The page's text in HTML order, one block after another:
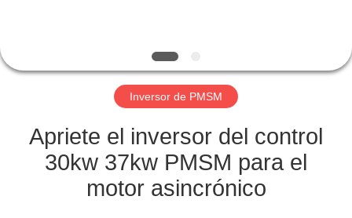
CONTROL
CALIDAD
CONTÁCTENOS
Inversor de PMSM
Apriete el inversor del control
30kw 37kw PMSM para el
motor asincrónico